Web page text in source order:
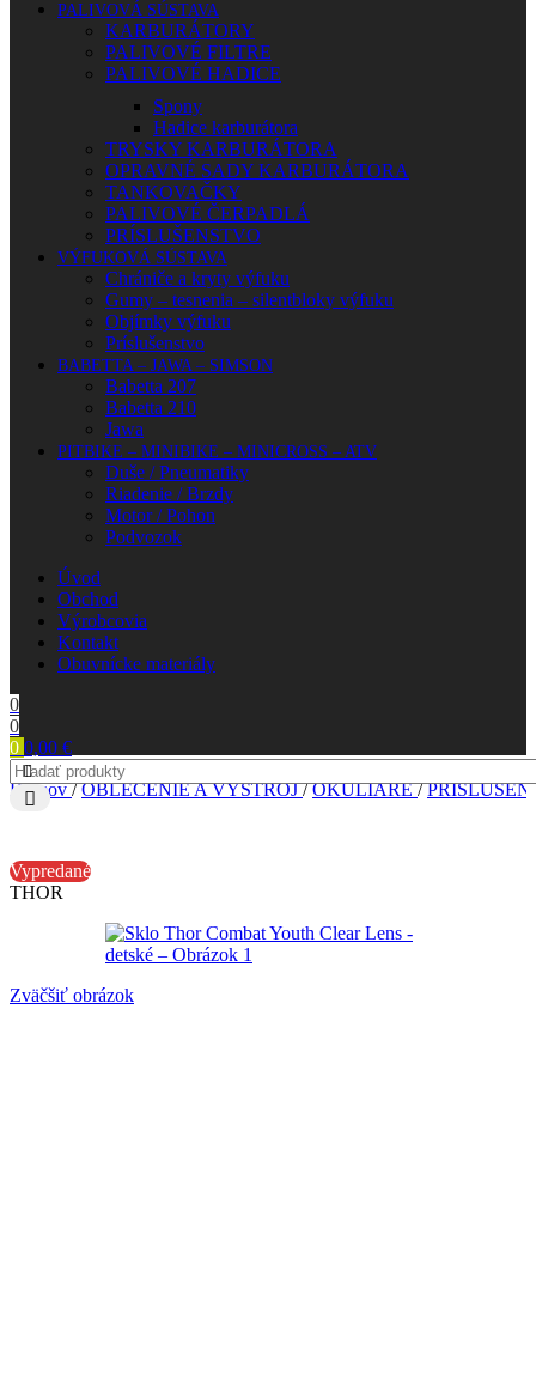
PALIVOVÁ SÚSTAVA
KARBURÁTORY
PALIVOVÉ FILTRE
PALIVOVÉ HADICE
Spony
Hadice karburátora
TRYSKY KARBURÁTORA
OPRAVNÉ SADY KARBURÁTORA
TANKOVAČKY
PALIVOVÉ ČERPADLÁ
PRÍSLUŠENSTVO
VÝFUKOVÁ SÚSTAVA
Chrániče a kryty výfuku
Gumy – tesnenia – silentbloky výfuku
Objímky výfuku
Príslušenstvo
BABETTA – JAWA – SIMSON
Babetta 207
Babetta 210
Jawa
PITBIKE – MINIBIKE – MINICROSS – ATV
Duše / Pneumatiky
Riadenie / Brzdy
Motor / Pohon
Podvozok
Úvod
Obchod
Výrobcovia
Kontakt
Obuvnícke materiály
0
0
0 0,00 €
Domov/ OBLEČENIE A VÝSTROJ/ OKULIARE/
Vypredané
THOR
Zväčšiť obrázok